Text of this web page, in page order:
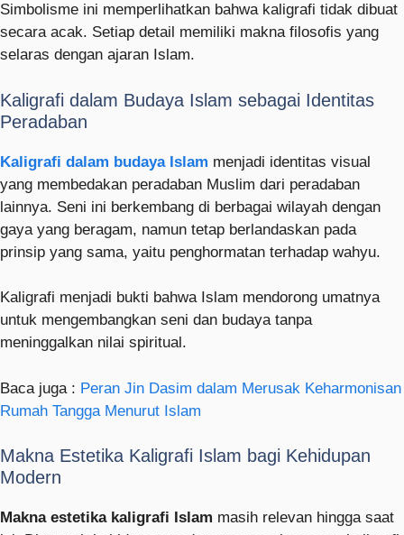
Simbolisme ini memperlihatkan bahwa kaligrafi tidak dibuat
secara acak. Setiap detail memiliki makna filosofis yang
selaras dengan ajaran Islam.
Kaligrafi dalam Budaya Islam sebagai Identitas
Peradaban
Kaligrafi dalam budaya Islam menjadi identitas visual
yang membedakan peradaban Muslim dari peradaban
lainnya. Seni ini berkembang di berbagai wilayah dengan
gaya yang beragam, namun tetap berlandaskan pada
prinsip yang sama, yaitu penghormatan terhadap wahyu.
Kaligrafi menjadi bukti bahwa Islam mendorong umatnya
untuk mengembangkan seni dan budaya tanpa
meninggalkan nilai spiritual.
Baca juga : Peran Jin Dasim dalam Merusak Keharmonisan
Rumah Tangga Menurut Islam
Makna Estetika Kaligrafi Islam bagi Kehidupan
Modern
Makna estetika kaligrafi Islam masih relevan hingga saat